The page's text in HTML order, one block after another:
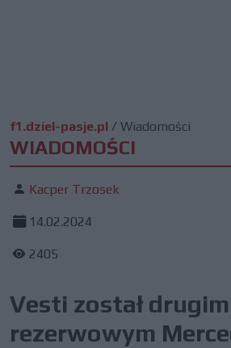
f1.dziel-pasje.pl / Wiadomości
WIADOMOŚCI
Kacper Trzosek
14.02.2024
2405
Vesti został
rezerwowym